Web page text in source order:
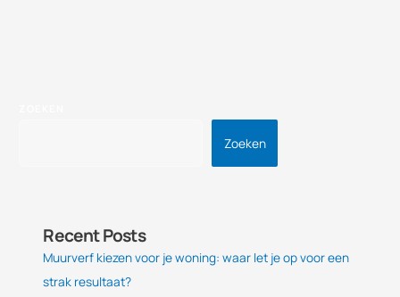
Zoeken
Recent Posts
Muurverf kiezen voor je woning: waar let je op voor een
strak resultaat?